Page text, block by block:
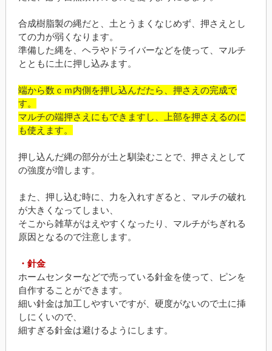
合成樹脂製の縄だと、土とうまくなじめず、押さえとし
ての力が弱くなります。
準備した縄を、ヘラやドライバーなどを使って、マルチ
とともに土に押し込みます。
端から数ｃｍ内側を押し込んだたら、押さえの完成で
す。
マルチの端押さえにもできますし、上部を押さえるのに
も使えます。
押し込んだ縄の部分が土と馴染むことで、押さえとして
の強度が増します。
また、押し込む時に、力を入れすぎると、マルチの破れ
が大きくなってしまい、
そこから雑草がはえやすくなったり、マルチがちぎれる
原因となるので注意します。
・針金
ホームセンターなどで売っている針金を使って、ピンを
自作することができます。
細い針金は加工しやすいですが、硬度がないので土に挿
しにくいので、
細すぎる針金は避けるようにします。